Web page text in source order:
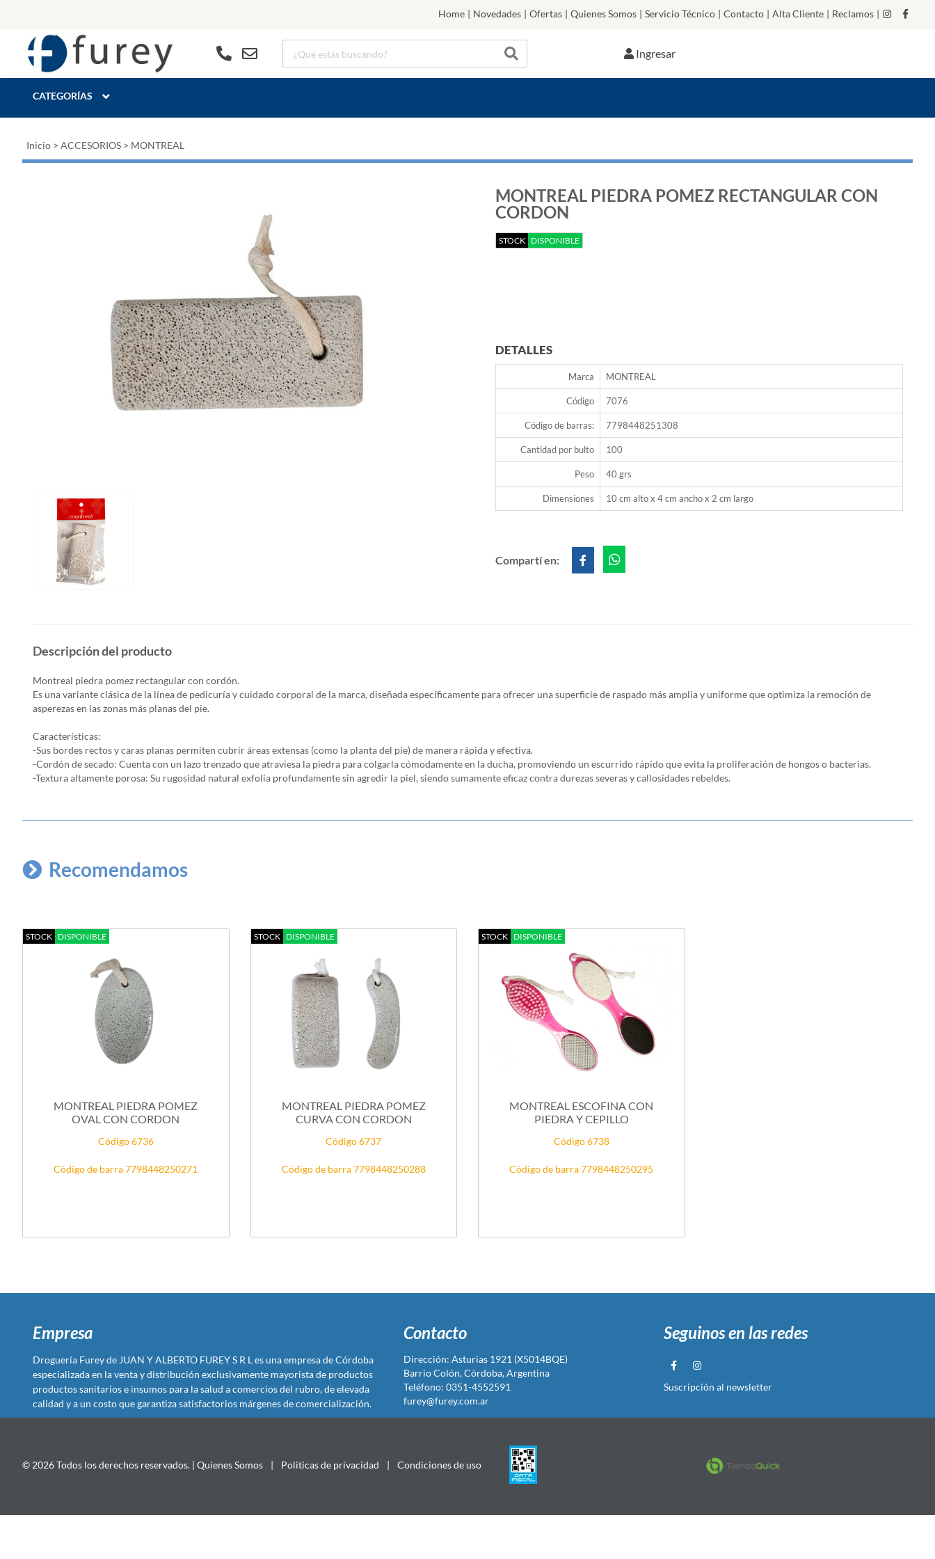
Home | Novedades | Ofertas | Quienes Somos | Servicio Técnico | Contacto | Alta Cliente | Reclamos |
Ingresar
CATEGORÍAS
Inicio > ACCESORIOS > MONTREAL
MONTREAL PIEDRA POMEZ RECTANGULAR CON
CORDON
STOCK DISPONIBLE
DETALLES
Marca MONTREAL
Código 7076
Código de barras: 7798448251308
Cantidad por bulto 100
Peso 40 grs
Dimensiones 10 cm alto x 4 cm ancho x 2 cm largo
Compartí en:
Descripción del producto
Montreal piedra pomez rectangular con cordón.
Es una variante clásica de la línea de pedicuría y cuidado corporal de la marca, diseñada específicamente para ofrecer una superficie de raspado más amplia y uniforme que optimiza la remoción de
asperezas en las zonas más planas del pie.
Características:
-Sus bordes rectos y caras planas permiten cubrir áreas extensas (como la planta del pie) de manera rápida y efectiva.
-Cordón de secado: Cuenta con un lazo trenzado que atraviesa la piedra para colgarla cómodamente en la ducha, promoviendo un escurrido rápido que evita la proliferación de hongos o bacterias.
-Textura altamente porosa: Su rugosidad natural exfolia profundamente sin agredir la piel, siendo sumamente eficaz contra durezas severas y callosidades rebeldes.
Recomendamos
STOCK DISPONIBLE
MONTREAL PIEDRA POMEZ
OVAL CON CORDON
Código 6736
Código de barra 7798448250271
STOCK DISPONIBLE
MONTREAL PIEDRA POMEZ
CURVA CON CORDON
Código 6737
Código de barra 7798448250288
STOCK DISPONIBLE
MONTREAL ESCOFINA CON
PIEDRA Y CEPILLO
Código 6738
Código de barra 7798448250295
Empresa
Droguería Furey de JUAN Y ALBERTO FUREY S R L es una empresa de Córdoba
especializada en la venta y distribución exclusivamente mayorista de productos
productos sanitarios e insumos para la salud a comercios del rubro, de elevada
calidad y a un costo que garantiza satisfactorios márgenes de comercialización.
Contacto
Dirección: Asturias 1921 (X5014BQE)
Barrio Colón, Córdoba, Argentina
Teléfono: 0351-4552591
furey@furey.com.ar
Seguinos en las redes
Suscripción al newsletter
© 2026 Todos los derechos reservados. | Quienes Somos | Politicas de privacidad | Condiciones de uso